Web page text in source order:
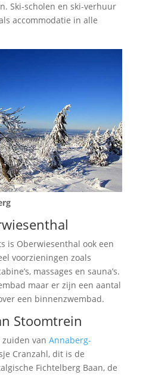
Ski-scholen en ski-verhuur
accommodatie in alle
is Oberwiesenthal ook een
voorzieningen zoals
massages en sauna’s.
maar er zijn een aantal
een binnenzwembad.
Stoomtrein
van Annaberg-
Cranzahl, dit is de
Fichtelberg Baan, de